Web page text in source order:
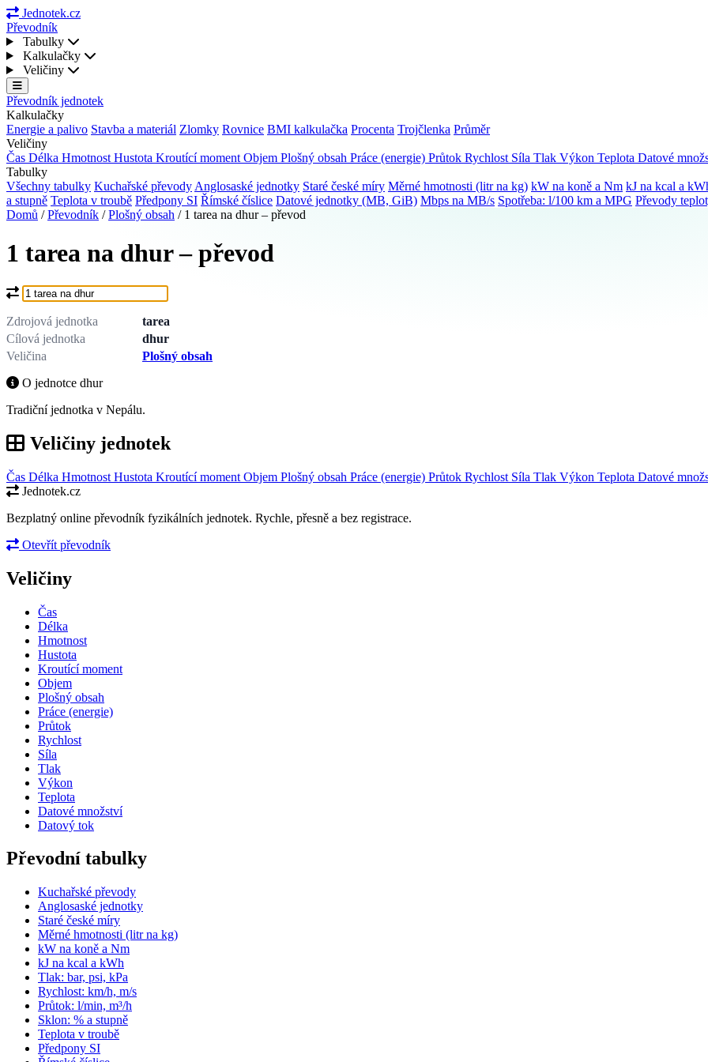
Jednotek.cz
Převodník
Tabulky
Kalkulačky
Veličiny
Převodník jednotek
Kalkulačky
Energie a palivo Stavba a materiál Zlomky Rovnice BMI kalkulačka Procenta Trojčlenka Průměr
Veličiny
Čas Délka Hmotnost Hustota Kroutící moment Objem Plošný obsah Práce (energie) Průtok Rychlost Síla Tlak Výkon Teplota Datové
Tabulky
Všechny tabulky Kuchařské převody Anglosaské jednotky Staré české míry Měrné hmotnosti (litr na kg) kW na koně a Nm kJ na kcal a
a stupně Teplota v troubě Předpony SI Římské číslice Datové jednotky (MB, GiB) Mbps na MB/s Spotřeba: l/100 km a MPG Převody
Domů / Převodník / Plošný obsah / 1 tarea na dhur – převod
1 tarea na dhur – převod
Co chcete převést?
Zdrojová jednotka
tarea
Cílová jednotka
dhur
Veličina
Plošný obsah
O jednotce dhur
Tradiční jednotka v Nepálu.
Veličiny jednotek
Čas Délka Hmotnost Hustota Kroutící moment Objem Plošný obsah Práce (energie) Průtok Rychlost Síla Tlak Výkon Teplota Datové
Jednotek.cz
Bezplatný online převodník fyzikálních jednotek. Rychle, přesně a bez registrace.
Otevřít převodník
Veličiny
Čas
Délka
Hmotnost
Hustota
Kroutící moment
Objem
Plošný obsah
Práce (energie)
Průtok
Rychlost
Síla
Tlak
Výkon
Teplota
Datové množství
Datový tok
Převodní tabulky
Kuchařské převody
Anglosaské jednotky
Staré české míry
Měrné hmotnosti (litr na kg)
kW na koně a Nm
kJ na kcal a kWh
Tlak: bar, psi, kPa
Rychlost: km/h, m/s
Průtok: l/min, m³/h
Sklon: % a stupně
Teplota v troubě
Předpony SI